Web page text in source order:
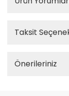
Taksit
Önerileriniz